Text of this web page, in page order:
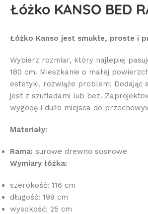
Łóżko KANSO BED
Łóżko Kanso jest smukłe, proste i
Wybierz rozmiar, który najlepiej
180 cm. Mieszkanie o małej
estetyki, rozwiąże problem! Dodając
jest z szufladami lub bez.
wygodę i dużo miejsca do
Materiały:
Rama: surowe drewno sosnowe
Wymiary łóżka:
szerokość: 116 cm
długość: 199 cm
wysokość: 25 cm